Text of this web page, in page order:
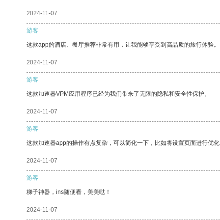
2024-11-07
游客
这款app的酒店、餐厅推荐非常有用，让我能够享受到高品质的旅行体验。
2024-11-07
游客
这款加速器VPM应用程序已经为我们带来了无限的隐私和安全性保护。
2024-11-07
游客
这款加速器app的操作有点复杂，可以简化一下，比如将设置页面进行优
2024-11-07
游客
梯子神器，ins随便看，美美哒！
2024-11-07